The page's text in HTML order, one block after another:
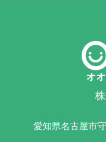
愛知県名古屋市